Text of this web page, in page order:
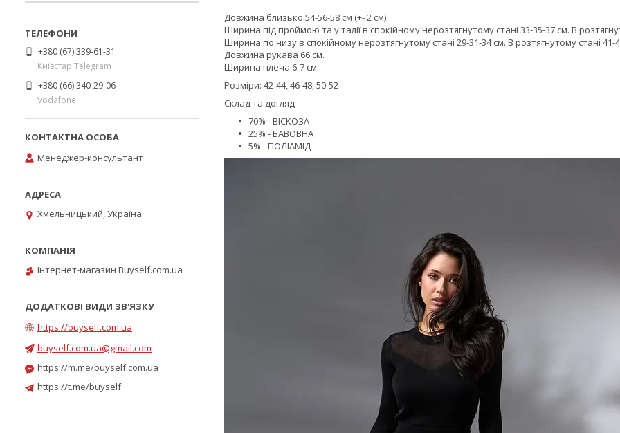
Довжина близько 54-56-58 см (+- 2 см).
Ширина під проймою та у талії в спокійному нерозтягнутому стані 33-35-37 см. В
Ширина по низу в спокійному нерозтягнутому стані 29-31-34 см. В розтягнутому стані 41-
Довжина рукава 66 см.
Ширина плеча 6-7 см.
Розміри: 42-44, 46-48, 50-52
Склад та догляд
70% - ВІСКОЗА
25% - БАВОВНА
5% - ПОЛІАМІД
+380 (67) 339-61-31
Київстар Telegram
+380 (66) 340-29-06
Vodafone
Менеджер-консультант
Хмельницький, Україна
Інтернет-магазин Buyself.com.ua
https://buyself.com.ua
buyself.com.ua@gmail.com
https://m.me/buyself.com.ua
https://t.me/buyself